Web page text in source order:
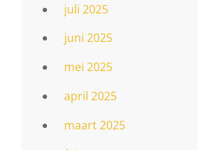
juli 2025
juni 2025
mei 2025
april 2025
maart 2025